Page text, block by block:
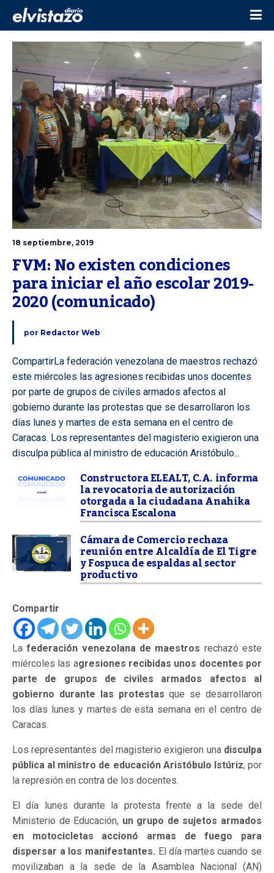
18 septiembre, 2019
FVM: No existen condiciones
para iniciar el año escolar 2019-
2020 (comunicado)
por Redactor Web
CompartirLa federación venezolana de maestros rechazó
este miércoles las agresiones recibidas unos docentes
por parte de grupos de civiles armados afectos al
gobierno durante las protestas que se desarrollaron los
días lunes y martes de esta semana en el centro de
Caracas. Los representantes del magisterio exigieron una
disculpa pública al ministro de educación Aristóbulo...
Constructora ELEALT, C.A. informa
la revocatoria de autorización
otorgada a la ciudadana Anahika
Francisca Escalona
Cámara de Comercio rechaza
reunión entre Alcaldía de El Tigre
y Fospuca de espaldas al sector
productivo
Compartir
Lafederación venezolana de maestros rechazó este
miércoles las agresiones recibidas unos docentes por
parte de grupos de civiles armados afectos al
gobierno durante las protestas que se desarrollaron
los días lunes y martes de esta semana en el centro de
Caracas.
Los representantes del magisterio exigieron una disculpa
pública al ministro de educación Aristóbulo Istúriz, por
la represión en contra de los docentes.
El día lunes durante la protesta frente a la sede del
Ministerio de Educación, un grupo de sujetos armados
en motocicletas accionó armas de fuego para
dispersar a los manifestantes. El día martes cuando se
movilizaban a la sede de la Asamblea Nacional (AN)